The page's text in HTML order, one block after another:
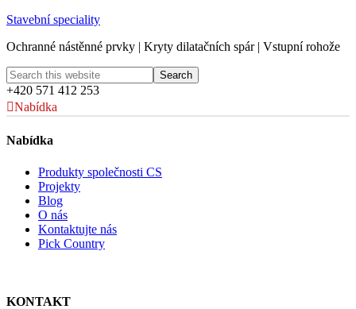
Stavební speciality
Ochranné nástěnné prvky | Kryty dilatačních spár | Vstupní rohože
+420 571 412 253
Nabídka
Nabídka
Produkty společnosti CS
Projekty
Blog
O nás
Kontaktujte nás
Pick Country
KONTAKT